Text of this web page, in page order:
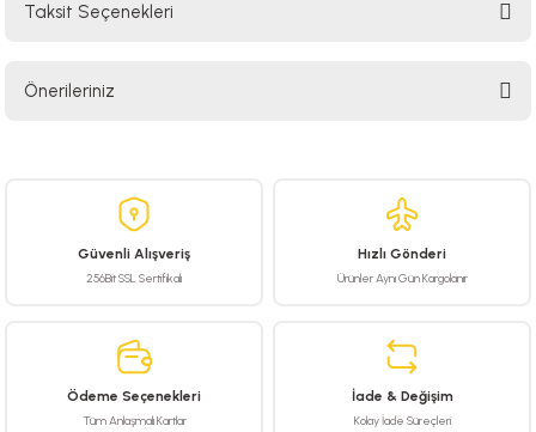
Bu ürüne ilk yorumu siz yapın!
Taksit Seçenekleri
Önerileriniz
Görüş ve önerileriniz için teşekkür ederiz.
Ürün resmi kalitesiz, bozuk veya görüntülenemiyor.
Ürün bilgilerinde hatalar bulunuyor.
Ürün fiyatı diğer sitelerden daha pahalı.
Bu ürüne benzer farklı alternatifler olmalı.
Güvenli Alışveriş
256Bit SSL Sertifikalı
Hızlı Gönderi
Ürünler Aynı Gün Kargolanır
Ödeme Seçenekleri
Tüm Anlaşmalı Kartlar
İade & Değişim
Kolay İade Süreçleri